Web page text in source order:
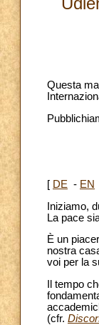
Questa
[ DE - EN
Iniziamo,
La pace
È un
nostra
voi per la
Il tempo
(cfr.